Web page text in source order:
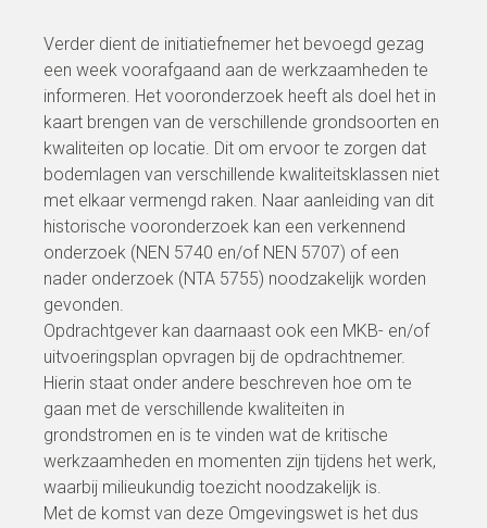
Verder dient de initiatiefnemer het bevoegd gezag
een week voorafgaand aan de werkzaamheden te
informeren. Het vooronderzoek heeft als doel het in
kaart brengen van de verschillende grondsoorten en
kwaliteiten op locatie. Dit om ervoor te zorgen dat
bodemlagen van verschillende kwaliteitsklassen niet
met elkaar vermengd raken. Naar aanleiding van dit
historische vooronderzoek kan een verkennend
onderzoek (NEN 5740 en/of NEN 5707) of een
nader onderzoek (NTA 5755) noodzakelijk worden
gevonden.
Opdrachtgever kan daarnaast ook een MKB- en/of
uitvoeringsplan opvragen bij de opdrachtnemer.
Hierin staat onder andere beschreven hoe om te
gaan met de verschillende kwaliteiten in
grondstromen en is te vinden wat de kritische
werkzaamheden en momenten zijn tijdens het werk,
waarbij milieukundig toezicht noodzakelijk is.
Met de komst van deze Omgevingswet is het dus